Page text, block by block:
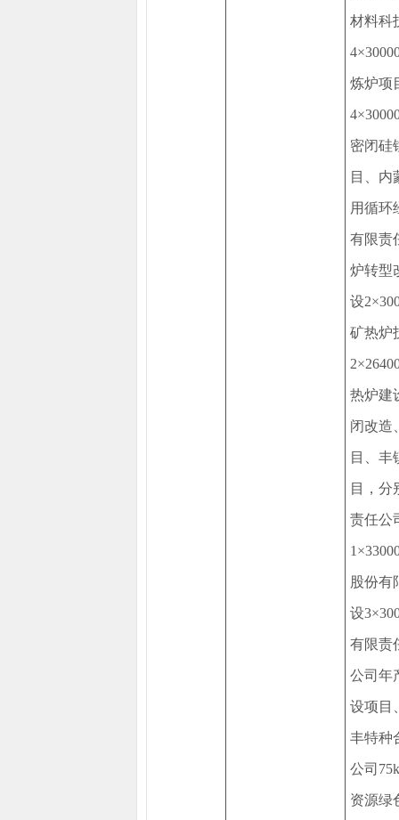
材料科
炼炉项
密闭硅
目、内
用循环
有限责
炉转型
设
矿热炉
热炉建
闭改造
目、丰
目，分
责任公
股份有
设
有限责
公司年
设项目
丰特种
公司
资源绿